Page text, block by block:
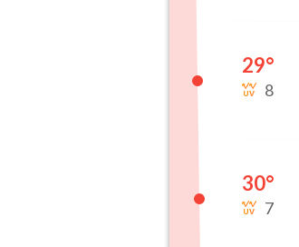
29°
8
30°
7